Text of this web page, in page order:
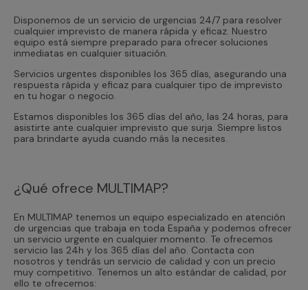
Disponemos de un servicio de urgencias 24/7 para resolver
cualquier imprevisto de manera rápida y eficaz. Nuestro
equipo está siempre preparado para ofrecer soluciones
inmediatas en cualquier situación.
Servicios urgentes disponibles los 365 días, asegurando una
respuesta rápida y eficaz para cualquier tipo de imprevisto
en tu hogar o negocio.
Estamos disponibles los 365 días del año, las 24 horas, para
asistirte ante cualquier imprevisto que surja. Siempre listos
para brindarte ayuda cuando más la necesites.
¿Qué ofrece MULTIMAP?
En MULTIMAP tenemos un equipo especializado en atención
de urgencias que trabaja en toda España y podemos ofrecer
un servicio urgente en cualquier momento. Te ofrecemos
servicio las 24h y los 365 días del año. Contacta con
nosotros y tendrás un servicio de calidad y con un precio
muy competitivo. Tenemos un alto estándar de calidad, por
ello te ofrecemos: